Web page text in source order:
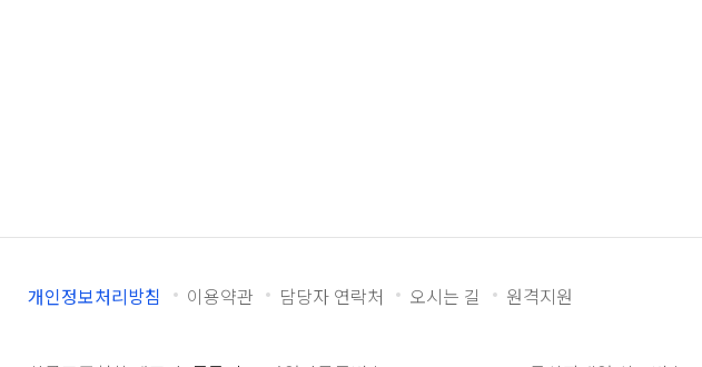
개인정보처리방침 이용약관 담당자 연락처 오시는 길 원격지원